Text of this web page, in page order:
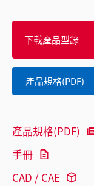
下載產品型錄
產品規格(PDF)
產品規格(PDF)
手冊
CAD / CAE